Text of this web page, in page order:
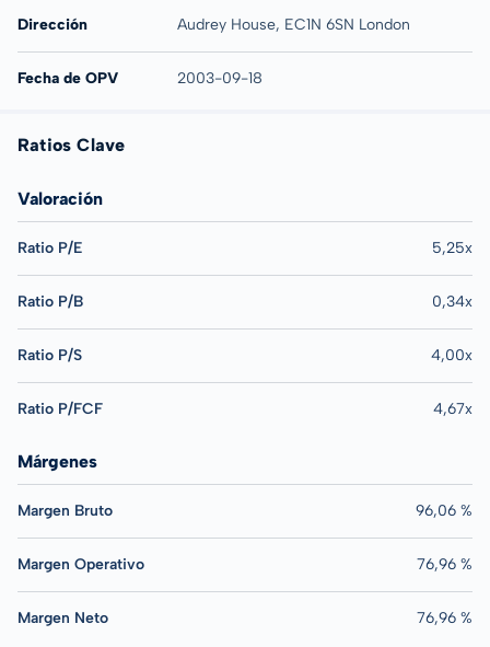
Dirección Audrey House, EC1N 6SN London
Fecha de OPV 2003-09-18
Ratios Clave
Valoración
Ratio P/E 5,25x
Ratio P/B 0,34x
Ratio P/S 4,00x
Ratio P/FCF 4,67x
Márgenes
Margen Bruto 96,06 %
Margen Operativo 76,96 %
Margen Neto 76,96 %